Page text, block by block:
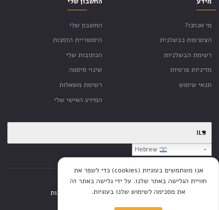
החשבון שלי
היסטוריית הזמנות
הכתובות שלי
שינוי סיסמה
רשימת משאלות
המידע האישי שלי
מי אנחנו?
הצטרפות כבשלנית
רשימת הבשלניות
מדיניות פרטיות
תנאי שימוש
ILS
דף הבית חנות כתבות
אנו משתמשים בעוגיות (cookies) כדי לשפר את
חוויית הגלישה באתר שלנו. על ידי גלישה באתר זה
את מסכימה לשימוש שלנו בעוגיות.